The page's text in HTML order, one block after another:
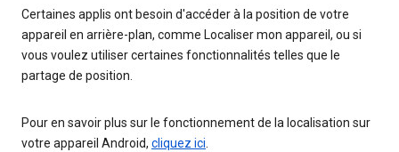
Certaines applis ont besoin d'accéder à la position de votre
appareil en arrière-plan, comme Localiser mon appareil, ou si
vous voulez utiliser certaines fonctionnalités telles que le
partage de position.
Pour en savoir plus sur le fonctionnement de la localisation sur
votre appareil Android, cliquez ici.